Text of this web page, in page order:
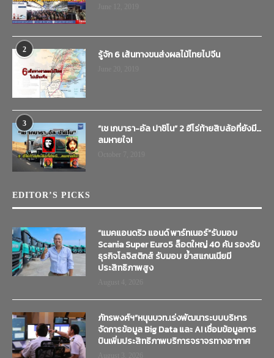
2 รู้จัก 6 เส้นทางขนส่งผลไม้ไทยไปจีน
3
“เช เกบารา-อัล ปาชิโน” 2 ฮีโร่ท้ายสิบล้อที่ยังมี…
ลมหายใจ!
EDITOR’S PICKS
“แมคแอนดริว แอนด์ พาร์ทเนอร์”รับมอบ
Scania Super Euro5 ล็อตใหญ่ 40 คัน รองรับ
ธุรกิจโลจิสติกส์ รับมอบ ย้ำสแกนเนียมี
ประสิทธิภาพสูง
ภัทรพงศ์ฯ”หนุนบวท.เร่งพัฒนาระบบบริหาร
จัดการข้อมูล Big Data และ AI เชื่อมข้อมูลการ
บินเพิ่มประสิทธิภาพบริการจราจรทางอากาศ